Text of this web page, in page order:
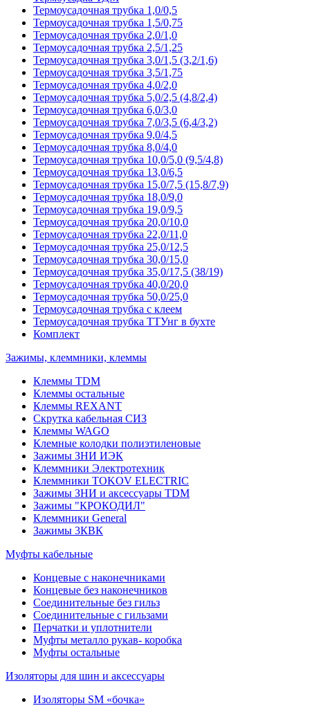
Термоусадочная трубка 1,0/0,5
Термоусадочная трубка 1,5/0,75
Термоусадочная трубка 2,0/1,0
Термоусадочная трубка 2,5/1,25
Термоусадочная трубка 3,0/1,5 (3,2/1,6)
Термоусадочная трубка 3,5/1,75
Термоусадочная трубка 4,0/2,0
Термоусадочная трубка 5,0/2,5 (4,8/2,4)
Термоусадочная трубка 6,0/3,0
Термоусадочная трубка 7,0/3,5 (6,4/3,2)
Термоусадочная трубка 9,0/4,5
Термоусадочная трубка 8,0/4,0
Термоусадочная трубка 10,0/5,0 (9,5/4,8)
Термоусадочная трубка 13,0/6,5
Термоусадочная трубка 15,0/7,5 (15,8/7,9)
Термоусадочная трубка 18,0/9,0
Термоусадочная трубка 19,0/9,5
Термоусадочная трубка 20,0/10,0
Термоусадочная трубка 22,0/11,0
Термоусадочная трубка 25,0/12,5
Термоусадочная трубка 30,0/15,0
Термоусадочная трубка 35,0/17,5 (38/19)
Термоусадочная трубка 40,0/20,0
Термоусадочная трубка 50,0/25,0
Термоусадочная трубка с клеем
Термоусадочная трубка ТТУнг в бухте
Комплект
Зажимы, клеммники, клеммы
Клеммы TDM
Клеммы остальные
Клеммы REXANT
Скрутка кабельная СИЗ
Клеммы WAGO
Клемные колодки полиэтиленовые
Зажимы ЗНИ ИЭК
Клеммники Электротехник
Клеммники TOKOV ELECTRIC
Зажимы ЗНИ и аксессуары TDM
Зажимы "КРОКОДИЛ"
Клеммники General
Зажимы 3КВК
Муфты кабельные
Концевые с наконечниками
Концевые без наконечников
Соединительные без гильз
Соединительные с гильзами
Перчатки и уплотнители
Муфты металло рукав- коробка
Муфты остальные
Изоляторы для шин и аксессуары
Изоляторы SM «бочка»